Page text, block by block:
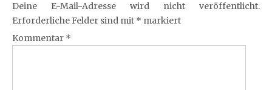
Deine E-Mail-Adresse wird nicht veröffentlicht.
Erforderliche Felder sind mit * markiert
Kommentar *